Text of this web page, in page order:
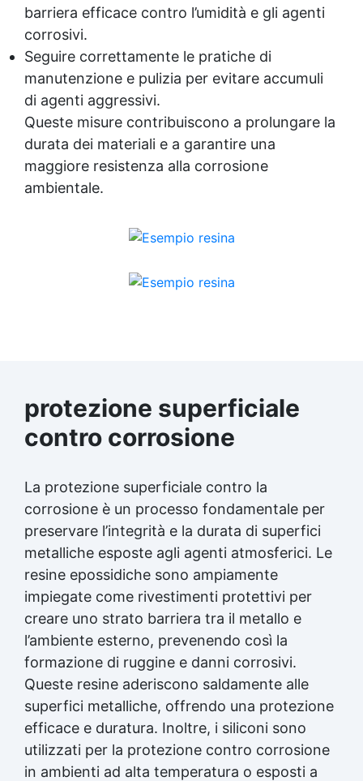
barriera efficace contro l’umidità e gli agenti
corrosivi.
Seguire correttamente le pratiche di
manutenzione e pulizia per evitare accumuli
di agenti aggressivi.
Queste misure contribuiscono a prolungare la
durata dei materiali e a garantire una
maggiore resistenza alla corrosione
ambientale.
protezione superficiale
contro corrosione
La protezione superficiale contro la
corrosione è un processo fondamentale per
preservare l’integrità e la durata di superfici
metalliche esposte agli agenti atmosferici. Le
resine epossidiche sono ampiamente
impiegate come rivestimenti protettivi per
creare uno strato barriera tra il metallo e
l’ambiente esterno, prevenendo così la
formazione di ruggine e danni corrosivi.
Queste resine aderiscono saldamente alle
superfici metalliche, offrendo una protezione
efficace e duratura. Inoltre, i siliconi sono
utilizzati per la protezione contro corrosione
in ambienti ad alta temperatura o esposti a